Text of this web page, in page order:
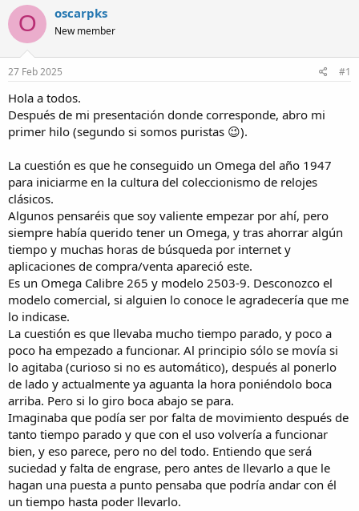
i
c
i
d
r
d
e
e
m
a
c
a
i
c
i
O oscarpks
New member
27 Feb 2025 #1
Hola a todos.
Después de mi presentación donde corresponde, abro mi
primer hilo (segundo si somos puristas 😉).
La cuestión es que he conseguido un Omega del año 1947
para iniciarme en la cultura del coleccionismo de relojes
clásicos.
Algunos pensaréis que soy valiente empezar por ahí, pero
siempre había querido tener un Omega, y tras ahorrar algún
tiempo y muchas horas de búsqueda por internet y
aplicaciones de compra/venta apareció este.
Es un Omega Calibre 265 y modelo 2503-9. Desconozco el
modelo comercial, si alguien lo conoce le agradecería que me
lo indicase.
La cuestión es que llevaba mucho tiempo parado, y poco a
poco ha empezado a funcionar. Al principio sólo se movía si
lo agitaba (curioso si no es automático), después al ponerlo
de lado y actualmente ya aguanta la hora poniéndolo boca
arriba. Pero si lo giro boca abajo se para.
Imaginaba que podía ser por falta de movimiento después de
tanto tiempo parado y que con el uso volvería a funcionar
bien, y eso parece, pero no del todo. Entiendo que será
suciedad y falta de engrase, pero antes de llevarlo a que le
hagan una puesta a punto pensaba que podría andar con él
un tiempo hasta poder llevarlo.